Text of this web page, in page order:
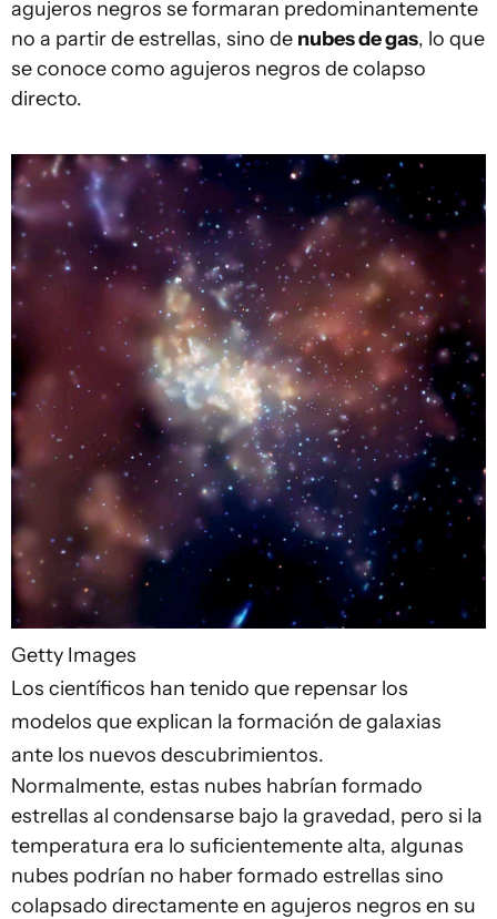
agujeros negros se formaran predominantemente
no a partir de estrellas, sino de nubes de gas, lo que
se conoce como agujeros negros de colapso
directo.
Getty Images
Los científicos han tenido que repensar los
modelos que explican la formación de galaxias
ante los nuevos descubrimientos.
Normalmente, estas nubes habrían formado
estrellas al condensarse bajo la gravedad, pero si la
temperatura era lo suficientemente alta, algunas
nubes podrían no haber formado estrellas sino
colapsado directamente en agujeros negros en su